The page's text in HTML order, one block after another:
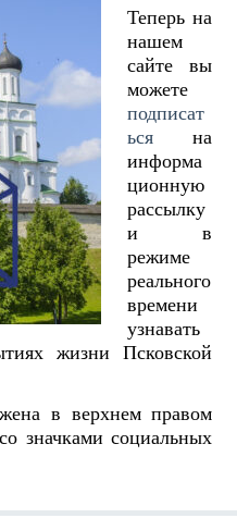
Теперь на
нашем
сайте вы
можете
подписат
ьсяна
информа
ционную
рассылку
и в
режиме
реального
времени
узнавать
жизни Псковской
в верхнем правом
значками социальных